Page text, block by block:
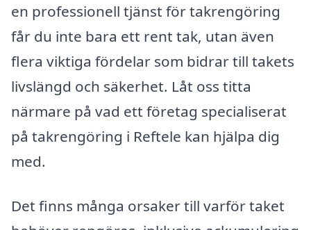
en professionell tjänst för takrengöring
får du inte bara ett rent tak, utan även
flera viktiga fördelar som bidrar till takets
livslängd och säkerhet. Låt oss titta
närmare på vad ett företag specialiserat
på takrengöring i Reftele kan hjälpa dig
med.
Det finns många orsaker till varför taket